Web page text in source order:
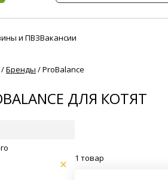
и ПВЗВакансии
/Бренды /ProBalance
ДЛЯ КОТЯТ
1 товар